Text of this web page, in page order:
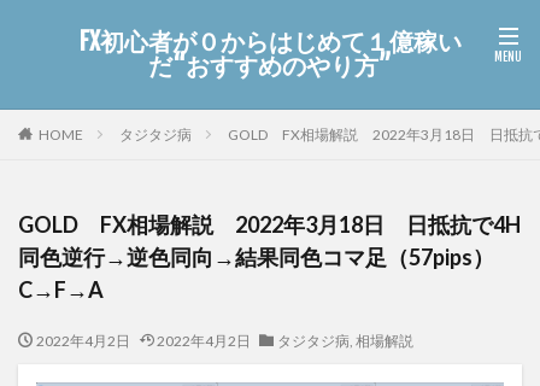
FX初心者が０からはじめて１億稼い
だ“おすすめのやり方”
HOME タジタジ病 GOLD FX相場解説 2022年3月18日 日抵抗
GOLD FX相場解説 2022年3月18日 日抵抗で4H
同色逆行→逆色同向→結果同色コマ足（57pips）
C→F→A
2022年4月2日 2022年4月2日 タジタジ病, 相場解説